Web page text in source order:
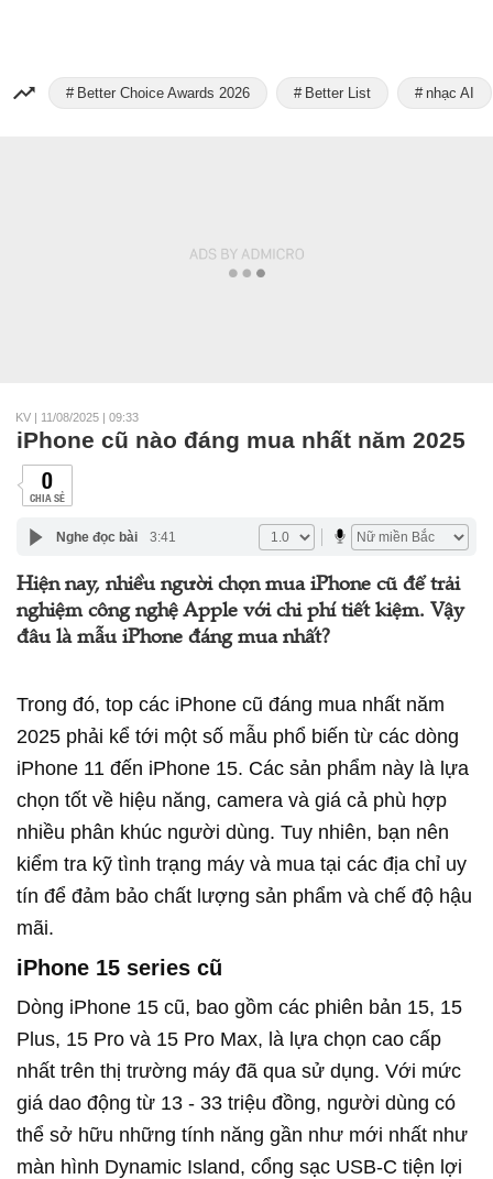
Better Choice Awards 2026 Better List nhạc AI
KV | 11/08/2025 | 09:33
iPhone cũ nào đáng mua nhất năm 2025
0
CHIA SẺ
Nghe đọc bài 3:41
Hiện nay, nhiều người chọn mua iPhone cũ để trải
nghiệm công nghệ Apple với chi phí tiết kiệm. Vậy
đâu là mẫu iPhone đáng mua nhất?
Trong đó, top các iPhone cũ đáng mua nhất năm
2025 phải kể tới một số mẫu phổ biến từ các dòng
iPhone 11 đến iPhone 15. Các sản phẩm này là lựa
chọn tốt về hiệu năng, camera và giá cả phù hợp
nhiều phân khúc người dùng. Tuy nhiên, bạn nên
kiểm tra kỹ tình trạng máy và mua tại các địa chỉ uy
tín để đảm bảo chất lượng sản phẩm và chế độ hậu
mãi.
iPhone 15 series cũ
Dòng iPhone 15 cũ, bao gồm các phiên bản 15, 15
Plus, 15 Pro và 15 Pro Max, là lựa chọn cao cấp
nhất trên thị trường máy đã qua sử dụng. Với mức
giá dao động từ 13 - 33 triệu đồng, người dùng có
thể sở hữu những tính năng gần như mới nhất như
màn hình Dynamic Island, cổng sạc USB-C tiện lợi